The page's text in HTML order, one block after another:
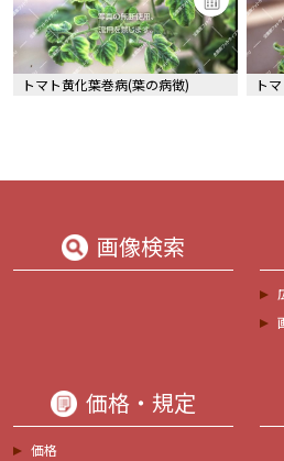
トマト黄化葉巻病(葉の病徴) ト
画像検索
価格・規定
価格